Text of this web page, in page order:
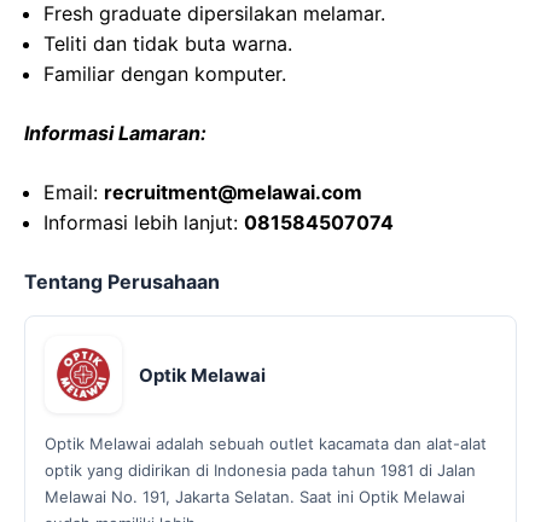
Fresh graduate dipersilakan melamar.
Teliti dan tidak buta warna.
Familiar dengan komputer.
Informasi Lamaran:
Email: recruitment@melawai.com
Informasi lebih lanjut: 081584507074
Tentang Perusahaan
Optik Melawai
Optik Melawai adalah sebuah outlet kacamata dan alat-alat
optik yang didirikan di Indonesia pada tahun 1981 di Jalan
Melawai No. 191, Jakarta Selatan. Saat ini Optik Melawai